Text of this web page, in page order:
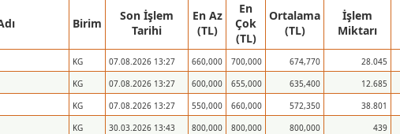
Birim
Son İşlem
Tarihi
En Az
(TL)
En
Çok
(TL)
Ortalama
(TL)
İşlem
Miktarı
KG 07.08.2026 13:27 660,000 700,000 674,770 28.045
KG 07.08.2026 13:27 600,000 655,000 635,400 12.685
KG 07.08.2026 13:27 550,000 660,000 572,350 38.801
KG 30.03.2026 13:43 800,000 800,000 800,000 439